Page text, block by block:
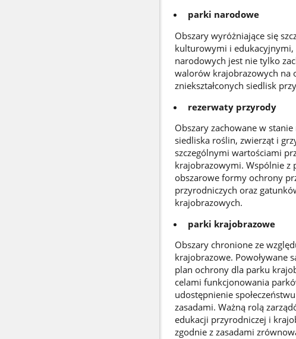
parki narodowe
Obszary wyróżniające się
kulturowymi i edukacyjnymi,
narodowych jest nie tylko
walorów krajobrazowych na
zniekształconych siedlisk
rezerwaty przyrody
Obszary zachowane w
siedliska roślin, zwierząt i
szczególnymi wartościami
krajobrazowymi. Wspólnie z
obszarowe formy ochrony
przyrodniczych oraz
krajobrazowych.
parki krajobrazowe
Obszary chronione ze
krajobrazowe. Powoływane
plan ochrony dla parku
celami funkcjonowania
udostępnienie
zasadami. Ważną rolą
edukacji przyrodniczej i
zgodnie z zasadami